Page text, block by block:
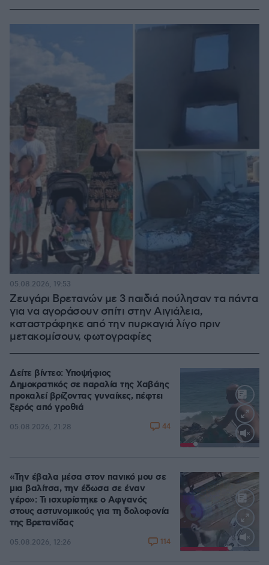
Ζευγάρι Βρετανών με 3 παιδιά πούλησαν τα πάντα
για να αγοράσουν σπίτι στην Αιγιάλεια,
καταστράφηκε από την πυρκαγιά λίγο πριν
μετακομίσουν, φωτογραφίες
05.08.2026, 19:53
Loaded
Δείτε βίντεο: Υποψήφιος
Δημοκρατικός σε παραλία της Χαβάης
προκαλεί βρίζοντας γυναίκες, πέφτει
ξερός από γροθιά
05.08.2026, 21:28 44
Loaded
«Την έβαλα μέσα στον πανικό μου σε
μια βαλίτσα, την έδωσα σε έναν
γέρο»: Τι ισχυρίστηκε ο Αφγανός
στους αστυνομικούς για τη δολοφονία
της Βρετανίδας
05.08.2026, 12:26 114